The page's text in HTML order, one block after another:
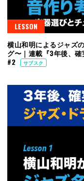
LESSON
横山和明によるジャズ
グ〜｜連載『3年後、確
#2
サブスク